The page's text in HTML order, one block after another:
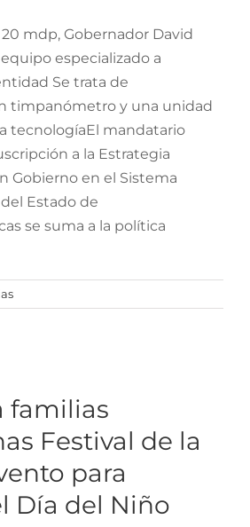
mdp, Gobernador David
especializado a
Se trata de
timpanómetro y una unidad
tecnologíaEl mandatario
a la Estrategia
Gobierno en el Sistema
Estado de
se suma a la política
evento para
el Día del Niño
familias
Festival de la
para
Día del Niño